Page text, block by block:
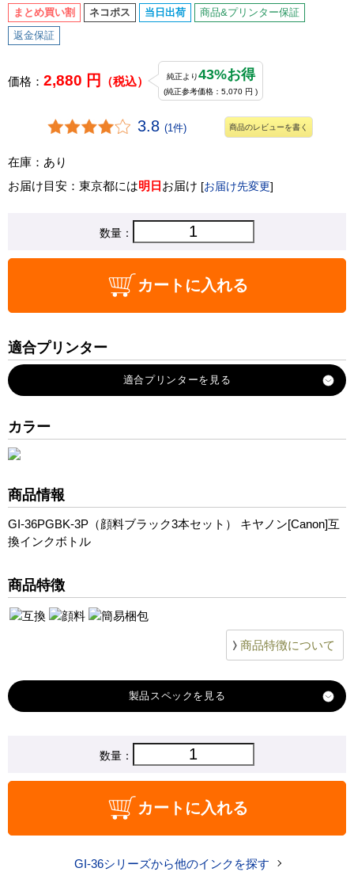
まとめ買い割 ネコポス 当日出荷 商品&プリンター保証
返金保証
価格： 2,880 円 （税込） 純正より43%お得
(純正参考価格：5,070 円 )
3.8 (1件) 商品のレビューを書く
在庫：あり
お届け目安：東京都には明日 お届け [お届け先変更]
数量：
カートに入れる
適合プリンター
GX5030
GX5130
GX5530
GX6030
GX6530
GX7030
GX7130
カラー
商品情報
GI-36PGBK-3P（顔料ブラック3本セット） キヤノン[Canon]互
換インクボトル
商品特徴
商品特徴について
製品スペック
キヤノン
GI-36BK
2,880 円
数量：
カートに入れる
GI-36シリーズから他のインクを探す